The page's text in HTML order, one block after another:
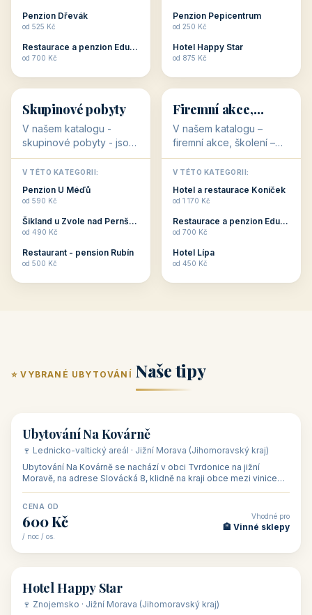
Romantické ...
Penzion Dřevák
od 525 Kč
Restaurace a penzion Eduard
od 700 Kč
Penzion Pepicentrum
od 250 Kč
Hotel Happy Star
od 875 Kč
👥
👥
32 objektů
Skupinové pobyty
V našem katalogu -
skupinové pobyty - jsou
pro Vás připraveny
objekty, které nabízí
ubytování skupin v
penzionech, hotelích a
Budete překva...
V TÉTO KATEGORII:
Penzion U Méďů
od 590 Kč
Šikland u Zvole nad Pernštejnem
od 490 Kč
Restaurant - pension Rubín
od 500 Kč
💼
💼
31 objektů
Firemní akce,
školení
V našem katalogu –
firemní akce, školení –
jsou pro Vás připraveny
objekty, které mají
zkušenosti pořádat i
menší firemní akce a
ob...
V TÉTO KATEGORII:
Hotel a restaurace Koníček
od 1 170 Kč
Restaurace a penzion Eduard
od 700 Kč
Hotel Lípa
od 450 Kč
⭐ VYBRANÉ UBYTOVÁNÍ Naše tipy
🏡 penzion
Ubytování Na Kovárně
🍷 Lednicko-valtický areál · Jižní Morava (Jihomoravský kraj)
Ubytování Na Kovárně se nachází v obci Tvrdonice na jižní
Moravě, na adrese Slovácká 8, klidně na kraji obce mezi vinicemi,
CENA OD
600 Kč
/ noc / os.
Vhodné pro
🏨 Vinné sklepy
🏨 hotel
Hotel Happy Star
🍷 Znojemsko · Jižní Morava (Jihomoravský kraj)